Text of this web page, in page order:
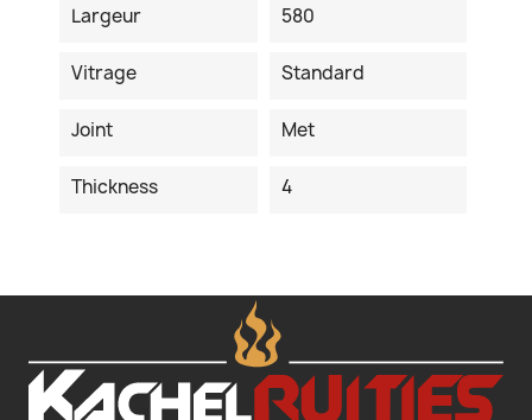
Largeur 580
Vitrage Standard
Joint Met
Thickness 4